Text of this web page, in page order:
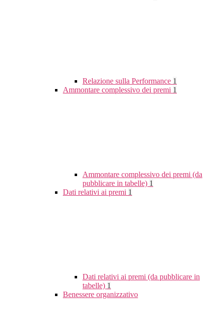
Relazione sulla Performance 1
Ammontare complessivo dei premi 1
Ammontare complessivo dei premi (da
pubblicare in tabelle) 1
Dati relativi ai premi 1
Dati relativi ai premi (da pubblicare in
tabelle) 1
Benessere organizzativo